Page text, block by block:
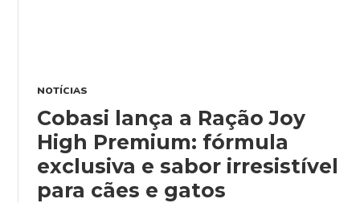
NOTÍCIAS
Cobasi lança a Ração Joy
High Premium: fórmula
exclusiva e sabor irresistível
para cães e gatos